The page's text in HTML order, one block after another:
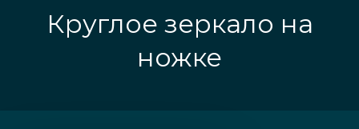
Круглое зеркало на
ножке